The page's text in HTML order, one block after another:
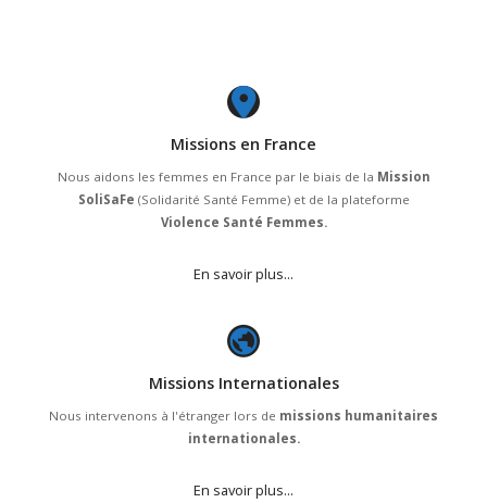
Missions en France
Nous aidons les femmes en France par le biais de la Mission
SoliSaFe (Solidarité Santé Femme) et de la plateforme
Violence Santé Femmes.
En savoir plus...
Missions Internationales
Nous intervenons à l'étranger lors de missions humanitaires
internationales.
En savoir plus...